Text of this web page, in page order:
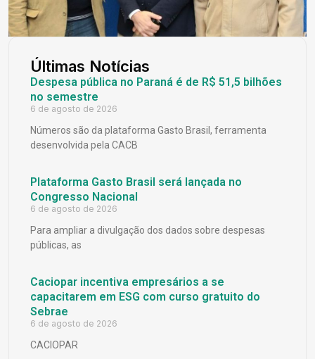
Últimas Notícias
Despesa pública no Paraná é de R$ 51,5 bilhões
no semestre
6 de agosto de 2026
Números são da plataforma Gasto Brasil, ferramenta
desenvolvida pela CACB
Plataforma Gasto Brasil será lançada no
Congresso Nacional
6 de agosto de 2026
Para ampliar a divulgação dos dados sobre despesas
públicas, as
Caciopar incentiva empresários a se
capacitarem em ESG com curso gratuito do
Sebrae
6 de agosto de 2026
CACIOPAR